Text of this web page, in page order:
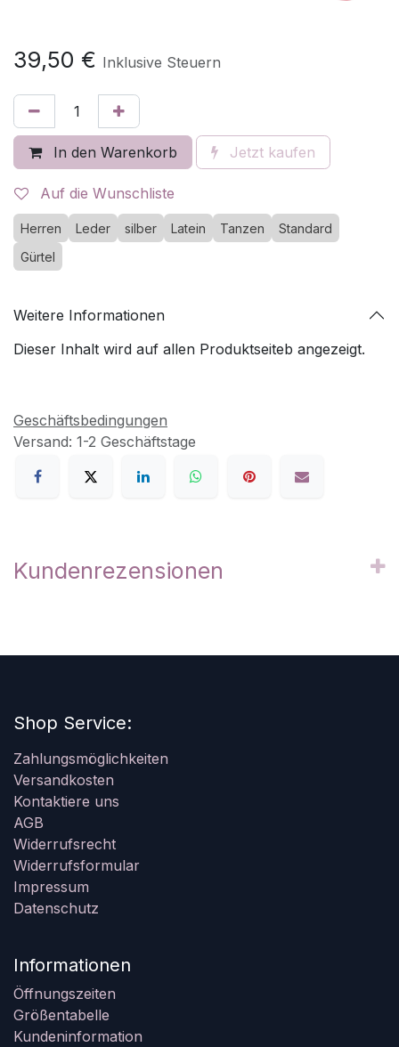
39,50 € Inklusive Steuern
In den Warenkorb Jetzt kaufen
Auf die Wunschliste
Herren Leder silber Latein Tanzen
Standard
Gürtel
Weitere Informationen
Dieser Inhalt wird auf allen Produktseiteb angezeigt.
Geschäftsbedingungen
Versand: 1-2 Geschäftstage
Kundenrezensionen
Shop Service:
Zahlungsmöglichkeiten
Versandkosten
Kontaktiere uns
AGB
Widerrufsrecht
Widerrufsformular
Impressum
Datenschutz
Informationen
Öffnungszeiten
Größentabelle
Kundeninformation